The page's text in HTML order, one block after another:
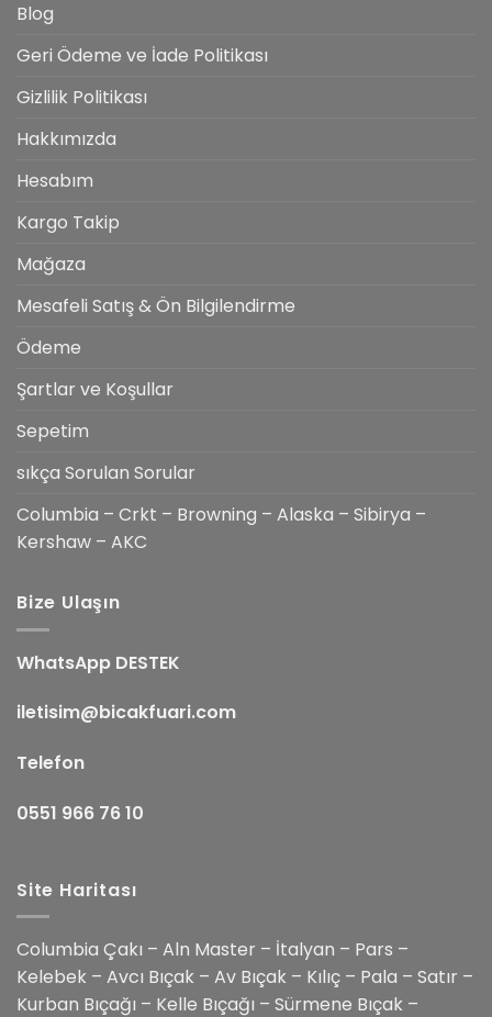
Blog
Geri Ödeme ve İade Politikası
Gizlilik Politikası
Hakkımızda
Hesabım
Kargo Takip
Mağaza
Mesafeli Satış & Ön Bilgilendirme
Ödeme
Şartlar ve Koşullar
Sepetim
sıkça Sorulan Sorular
Columbia – Crkt – Browning – Alaska – Sibirya –
Kershaw – AKC
Bize Ulaşın
WhatsApp DESTEK
iletisim@bicakfuari.com
Telefon
0551 966 76 10
Site Haritası
Columbia Çakı – Aln Master – İtalyan – Pars –
Kelebek – Avcı Bıçak – Av Bıçak – Kılıç – Pala – Satır –
Kurban Bıçağı – Kelle Bıçağı – Sürmene Bıçak –